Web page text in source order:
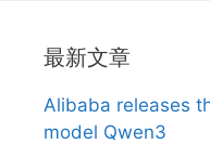
最新文章
Alibaba releases
model Qwen3